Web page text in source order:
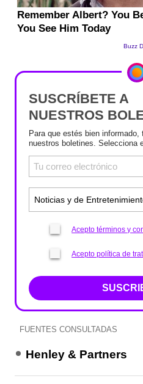
SUSCRÍBETE A
NUESTROS
Para que estés bien
nuestros boletines. Selecciona
Acepto términos y
Acepto política de
FUENTES CONSULTADAS
Henley & Partners